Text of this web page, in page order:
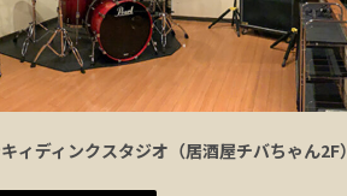
ディンクスタジオ（居酒屋チバちゃん2F）